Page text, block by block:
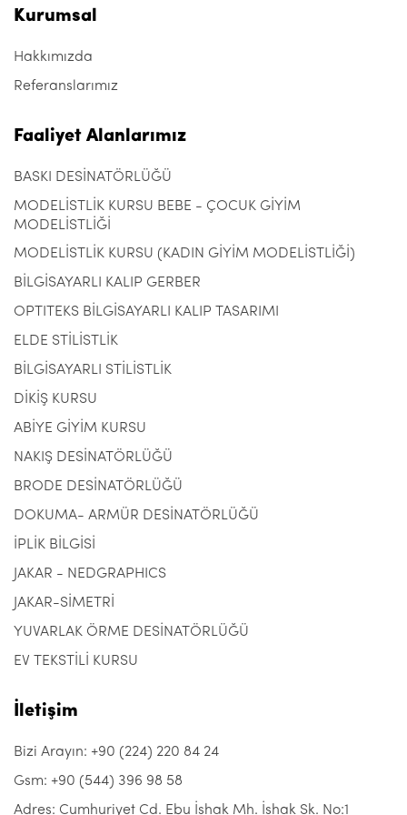
Kurumsal
Hakkımızda
Referanslarımız
Faaliyet Alanlarımız
BASKI DESİNATÖRLÜĞÜ
MODELİSTLİK KURSU BEBE - ÇOCUK GİYİM
MODELİSTLİĞİ
MODELİSTLİK KURSU (KADIN GİYİM MODELİSTLİĞİ)
BİLGİSAYARLI KALIP GERBER
OPTITEKS BİLGİSAYARLI KALIP TASARIMI
ELDE STİLİSTLİK
BİLGİSAYARLI STİLİSTLİK
DİKİŞ KURSU
ABİYE GİYİM KURSU
NAKIŞ DESİNATÖRLÜĞÜ
BRODE DESİNATÖRLÜĞÜ
DOKUMA- ARMÜR DESİNATÖRLÜĞÜ
İPLİK BİLGİSİ
JAKAR - NEDGRAPHICS
JAKAR-SİMETRİ
YUVARLAK ÖRME DESİNATÖRLÜĞÜ
EV TEKSTİLİ KURSU
İletişim
Bizi Arayın: +90 (224) 220 84 24
Gsm: +90 (544) 396 98 58
Adres: Cumhuriyet Cd. Ebu İshak Mh. İshak Sk. No:1